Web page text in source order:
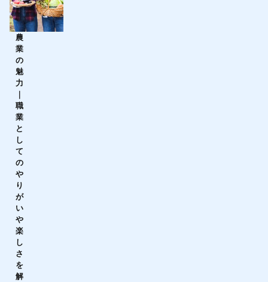
農
業
の
魅
力
｜
職
業
と
し
て
の
や
り
が
い
や
楽
し
さ
を
解